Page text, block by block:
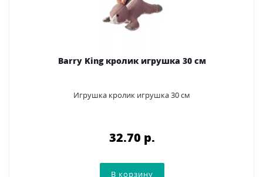
Barry King кролик игрушка 30 см
Игрушка кролик игрушка 30 см
32.70 p.